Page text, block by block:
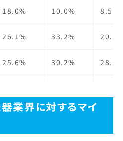
3.4% 5.3% 4.8%
3.1% 3.6% 4.4%
2.2% 1.1% 3.8%
18.0% 10.0% 8.5%
26.1% 33.2%
25.6% 30.2%
業界に対するマイ